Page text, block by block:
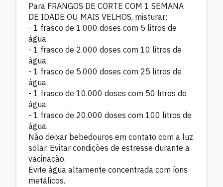
Para FRANGOS DE CORTE COM 1 SEMANA
DE IDADE OU MAIS VELHOS, misturar:
- 1 frasco de 1.000 doses com 5 litros de
água.
- 1 frasco de 2.000 doses com 10 litros de
água.
- 1 frasco de 5.000 doses com 25 litros de
água.
- 1 frasco de 10.000 doses com 50 litros de
água.
- 1 frasco de 20.000 doses com 100 litros de
água.
Não deixar bebedouros em contato com a luz
solar. Evitar condições de estresse durante a
vacinação.
Evite água altamente concentrada com íons
metálicos.